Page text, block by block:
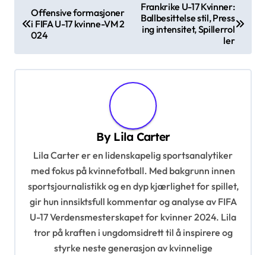
o
Offensive formasjoner
i FIFA U-17 kvinne-VM 2
024
Frankrike U-17 Kvinner:
Ballbesittelse stil, Press
ing intensitet, Spillerrol
ler
By Lila Carter
Lila Carter er en lidenskapelig sportsanalytiker
med fokus på kvinnefotball. Med bakgrunn innen
sportsjournalistikk og en dyp kjærlighet for spillet,
gir hun innsiktsfull kommentar og analyse av FIFA
U-17 Verdensmesterskapet for kvinner 2024. Lila
tror på kraften i ungdomsidrett til å inspirere og
styrke neste generasjon av kvinnelige